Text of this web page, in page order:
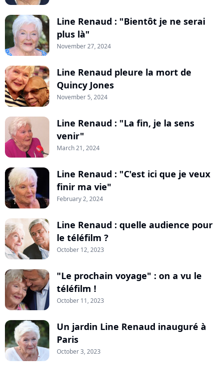
Line Renaud : "Bientôt je ne serai
plus là"
November 27, 2024
Line Renaud pleure la mort de
Quincy Jones
November 5, 2024
Line Renaud : "La fin, je la sens
venir"
March 21, 2024
Line Renaud : "C'est ici que je veux
finir ma vie"
February 2, 2024
Line Renaud : quelle audience pour
le téléfilm ?
October 12, 2023
"Le prochain voyage" : on a vu le
téléfilm !
October 11, 2023
Un jardin Line Renaud inauguré à
Paris
October 3, 2023